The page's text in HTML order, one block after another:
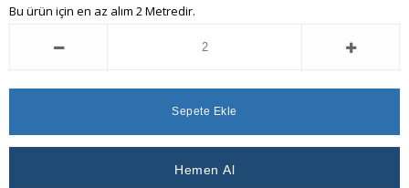
Sipariş Ekle Listeme
İndirimli Fiyat
Ver
Gelince
Bu ürün için en az alım 2 Metredir.